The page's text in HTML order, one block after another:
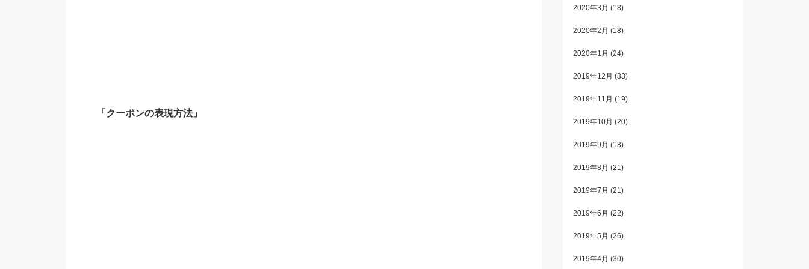
「クーポンの表現方法」
2020年3月 (18)
2020年2月 (18)
2020年1月 (24)
2019年12月 (33)
2019年11月 (19)
2019年10月 (20)
2019年9月 (18)
2019年8月 (21)
2019年7月 (21)
2019年6月 (22)
2019年5月 (26)
2019年4月 (30)